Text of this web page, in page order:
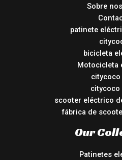
Sobre
patinete
bicicleta
Motocicleta
citycoco
citycoco
scooter eléctrico
fábrica de
Our
Patinetes